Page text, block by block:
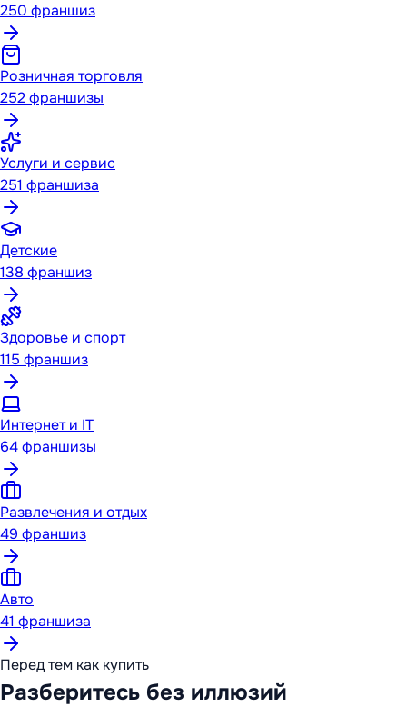
250 франшиз
Розничная торговля
252франшизы
Услуги и сервис
251 франшиза
Детские
138 франшиз
Здоровье и спорт
115 франшиз
Интернет и IT
64франшизы
Развлечения и отдых
49 франшиз
Авто
41 франшиза
Перед тем как купить
Разберитесь без иллюзий